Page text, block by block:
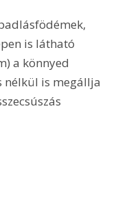
is látható
a könnyed
nélkül is megállja